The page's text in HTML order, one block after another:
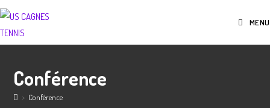
MENU
Conférence
> Conférence